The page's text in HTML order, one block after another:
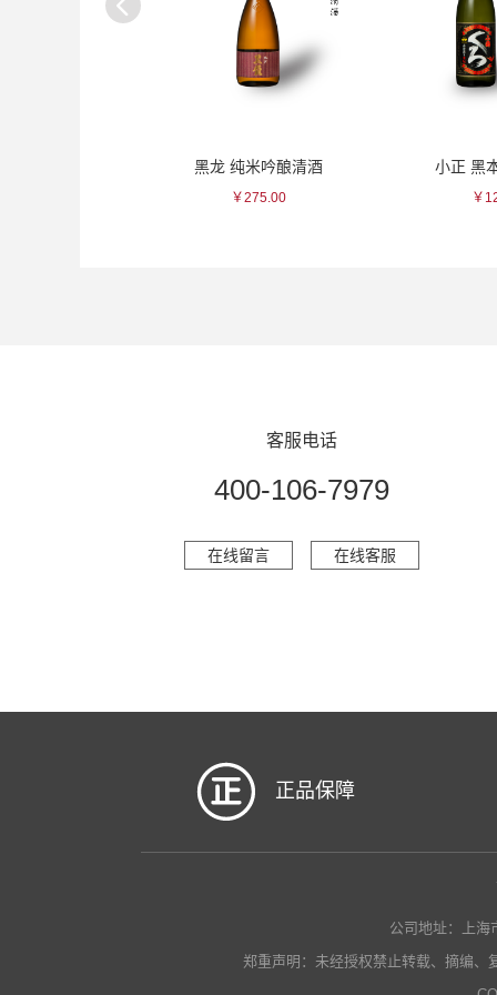
黑龙 纯米吟酿清酒
￥275.00
小正 黑
￥
客服电话
400-106-7979
在线留言 在线客服
正品保障
公司地址：上
郑重声明：未经授权禁止转载、摘编、